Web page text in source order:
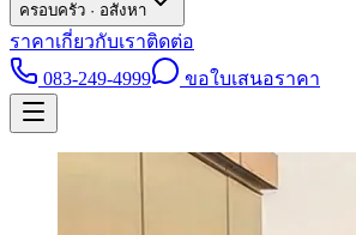
ครอบครัว · อสังหา
ราคาเกี่ยวกับเราติดต่อ
083-249-4999
ขอใบเสนอราคา